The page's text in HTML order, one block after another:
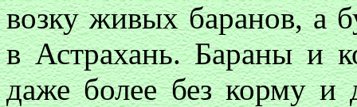
возку живых баранов, а
в Астрахань. Бараны и
даже более без корму и